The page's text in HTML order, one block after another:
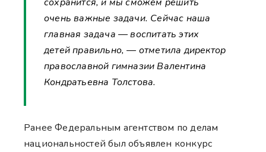
очень важные задачи. Сейчас наша
главная задача — воспитать этих
детей правильно, — отметила директор
православной гимназии Валентина
Кондратьевна Толстова.
Ранее Федеральным агентством по делам
национальностей был объявлен конкурс